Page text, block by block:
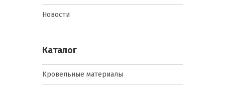
Новости
Каталог
Кровельные материалы